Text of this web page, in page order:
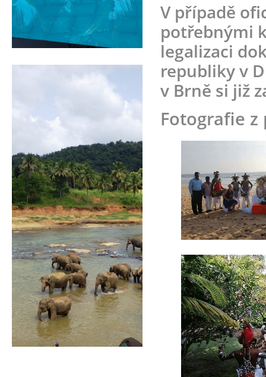
V případě
potřebnými
legalizaci
republiky v
v Brně si již
Fotografie z